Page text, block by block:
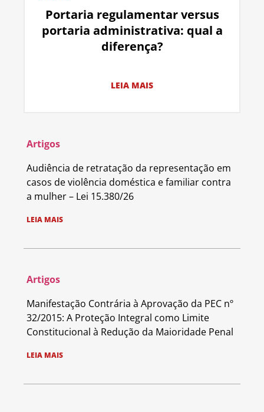
Portaria regulamentar versus
portaria administrativa: qual a
diferença?
LEIA MAIS
Artigos
Audiência de retratação da representação em
casos de violência doméstica e familiar contra
a mulher – Lei 15.380/26
LEIA MAIS
Artigos
Manifestação Contrária à Aprovação da PEC nº
32/2015: A Proteção Integral como Limite
Constitucional à Redução da Maioridade Penal
LEIA MAIS